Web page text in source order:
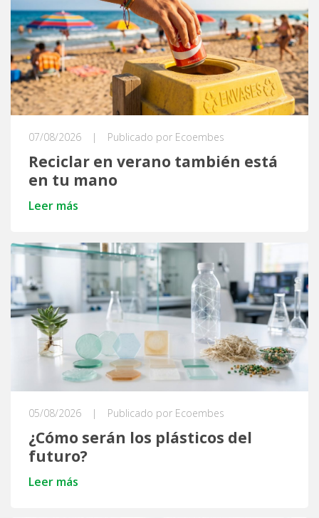
07/08/2026 | Publicado por Ecoembes
Reciclar en verano también está
en tu mano
Leer más
05/08/2026 | Publicado por Ecoembes
¿Cómo serán los plásticos del
futuro?
Leer más